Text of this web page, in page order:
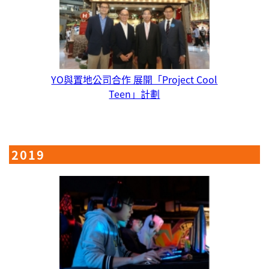
YO與置地公司合作 展開「Project Cool
Teen」計劃
2019